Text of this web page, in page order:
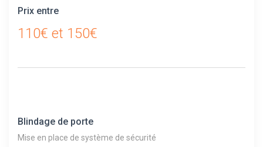
Prix entre
110€ et 150€
Blindage de porte
Mise en place de système de sécurité